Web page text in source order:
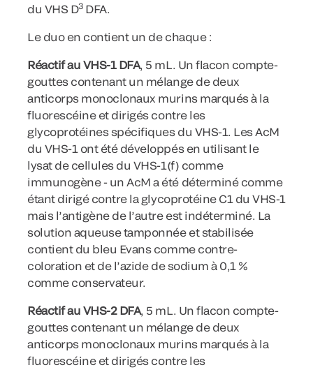
du VHS D3DFA.
Le duo en contient un de chaque :
Réactif au VHS-1 DFA, 5 mL. Un flacon compte-
gouttes contenant un mélange de deux
anticorps monoclonaux murins marqués à la
fluorescéine et dirigés contre les
glycoprotéines spécifiques du VHS-1. Les AcM
du VHS-1 ont été développés en utilisant le
lysat de cellules du VHS-1(f) comme
immunogène - un AcM a été déterminé comme
étant dirigé contre la glycoprotéine C1 du VHS-1
mais l’antigène de l’autre est indéterminé. La
solution aqueuse tamponnée et stabilisée
contient du bleu Evans comme contre-
coloration et de l’azide de sodium à 0,1 %
comme conservateur.
Réactif au VHS-2 DFA, 5 mL. Un flacon compte-
gouttes contenant un mélange de deux
anticorps monoclonaux murins marqués à la
fluorescéine et dirigés contre les